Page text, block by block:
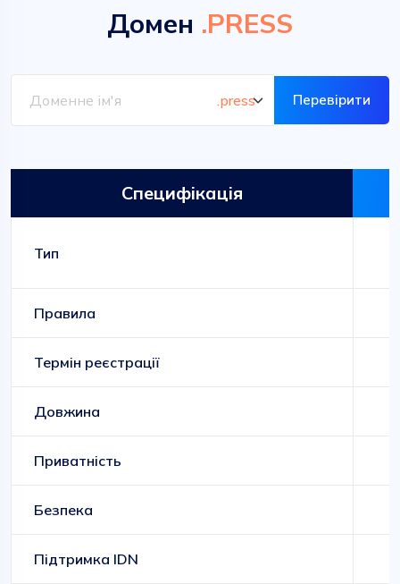
Домен .PRESS
Перевірити
Специфікація
Тип
Правила
Термін реєстрації
Довжина
Приватність
Безпека
Підтримка IDN